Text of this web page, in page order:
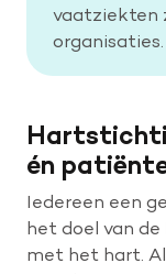
Help mee
vaatziekten
organisaties.
én
Iedereen een
het doel van
met het hart.